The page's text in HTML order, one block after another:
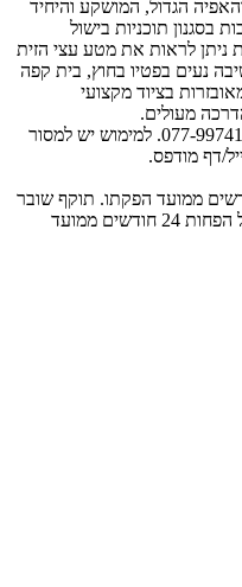
הגדול, המושקע והיחיד
בסגנון תוכניות בישול
ניתן לראות את מטע עצי הזית
נעים בפטיו בחוץ, בית קפה
בציוד מקצועי
מעולים.
לתיאום סדנה יש ליצור קשר בטלפון: 077-9974140. למימוש יש למסור
כספי הינו לכל הפחות 60 חודשים ממועד הפקתו. תוקף שובר
לרכישת מוצר או שירות מסויים יהיה לכל הפחות 24 חודשים ממועד